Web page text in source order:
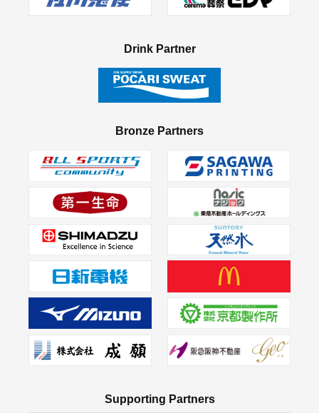
Drink Partner
Bronze Partners
Supporting Partners